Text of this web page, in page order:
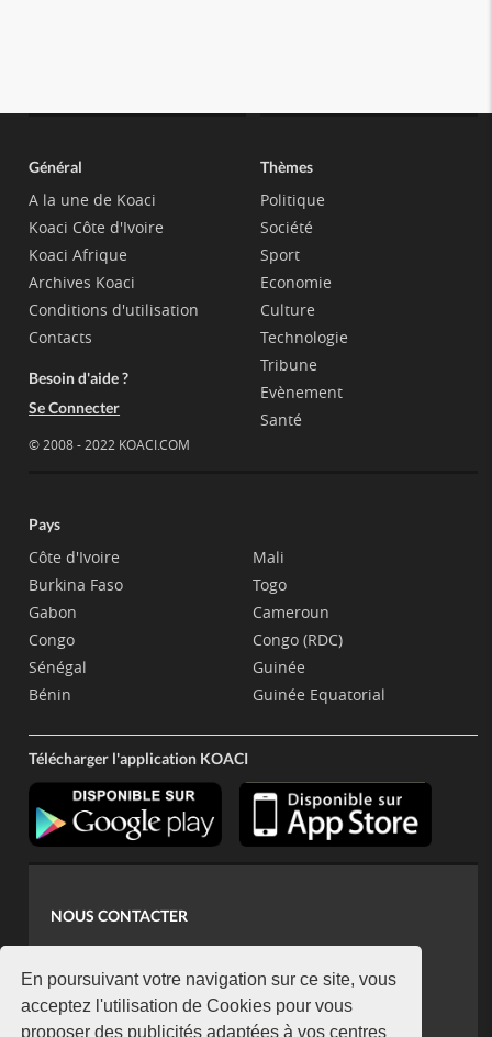
En poursuivant votre navigation sur ce site, vous
acceptez l'utilisation de Cookies pour vous
proposer des publicités adaptées à vos centres
Général
A la une de Koaci
Koaci Côte d'Ivoire
Koaci Afrique
Archives Koaci
Conditions d'utilisation
Contacts
Besoin d'aide ?
Se Connecter
© 2008 - 2022 KOACI.COM
Thèmes
Politique
Société
Sport
Economie
Culture
Technologie
Tribune
Evènement
Santé
Pays
Côte d'Ivoire
Burkina Faso
Gabon
Congo
Sénégal
Bénin
Mali
Togo
Cameroun
Congo (RDC)
Guinée
Guinée Equatorial
Télécharger l'application KOACI
NOUS CONTACTER
koaci@yahoo.fr
+225 07 08 85 52 93